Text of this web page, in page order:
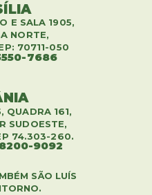
E SALA 1905,
NORTE,
70711-050
7686
QUADRA 161,
SUDOESTE,
74.303-260.
9092
SÃO LUÍS